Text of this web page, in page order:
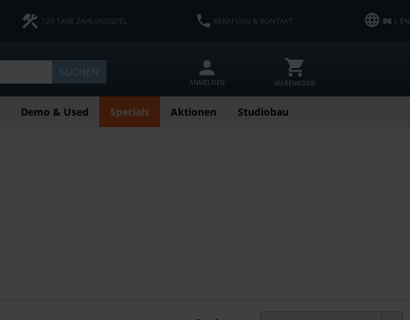
120 TAGE ZAHLUNGSZIEL BERATUNG & KONTAKT DE| EN
SUCHEN
ANMELDEN WARENKORB
Demo & Used Specials Aktionen Studiobau